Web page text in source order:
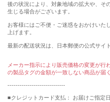
後の状況により、対象地域の拡大や、そ
生じる場合がございます。
お客様にはご不便・ご迷惑をおかけいた
上げます。
最新の配送状況は、日本郵便の公式サイ
メーカー指示により販売価格の変更が行
の製品タグの金額が一致しない商品が届
-----------------------------
■クレジットカード支払： お届けご指定